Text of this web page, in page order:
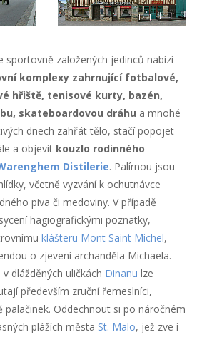
sportovně založených jedinců nabízí
komplexy zahrnující fotbalové,
hřiště, tenisové kurty, bazén,
skateboardovou dráhu a mnohé
dnech zahřát tělo, stačí popojet
a objevit kouzlo rodinného
Distilerie. Palírnou jsou
včetně vyzvání k ochutnávce
piva či medoviny. V případě
hagiografickými poznatky,
klášteru Mont Saint Michel,
o zjevení archanděla Michaela.
dlážděných uličkách Dinanu lze
především zruční řemeslníci,
palačinek. Oddechnout si po náročném
plážích města St. Malo, jež zve i